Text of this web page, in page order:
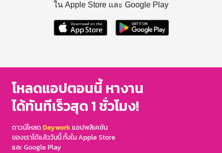
ใน Apple Store และ Google Play
โหลดแอปตอนนี้ หางาน
ได้ทันทีเร็วสุด 1 ชั่วโมง!
ดาวน์โหลดDayworkแอปพลิเคชัน
ของเราได้แล้ววันนี้ ทั้งใน Apple Store
และ Google Play